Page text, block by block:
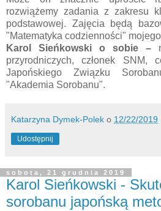
rozwiążemy zadania z zakresu
podstawowej. Zajęcia będą
"Matematyka codzienności"
Karol Sieńkowski o sobie –
przyrodniczych, członek SNM,
Japońskiego Związku
"Akademia Sorobanu".
Katarzyna Dymek-Polek o 12/22/2019
Udostępnij
sobota, 21 grudnia 2019
Karol Sieńkowski -
sorobanu japońską